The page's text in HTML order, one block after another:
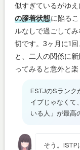
似すぎているがゆえ
の膠着状態に陥る
ルなしで過ごして
切です。3ヶ月に1
と、二人の関係に
ってみると意外と楽
ESTJのSランク
イプじゃなくて
いる人」が最高
そう。ISTP